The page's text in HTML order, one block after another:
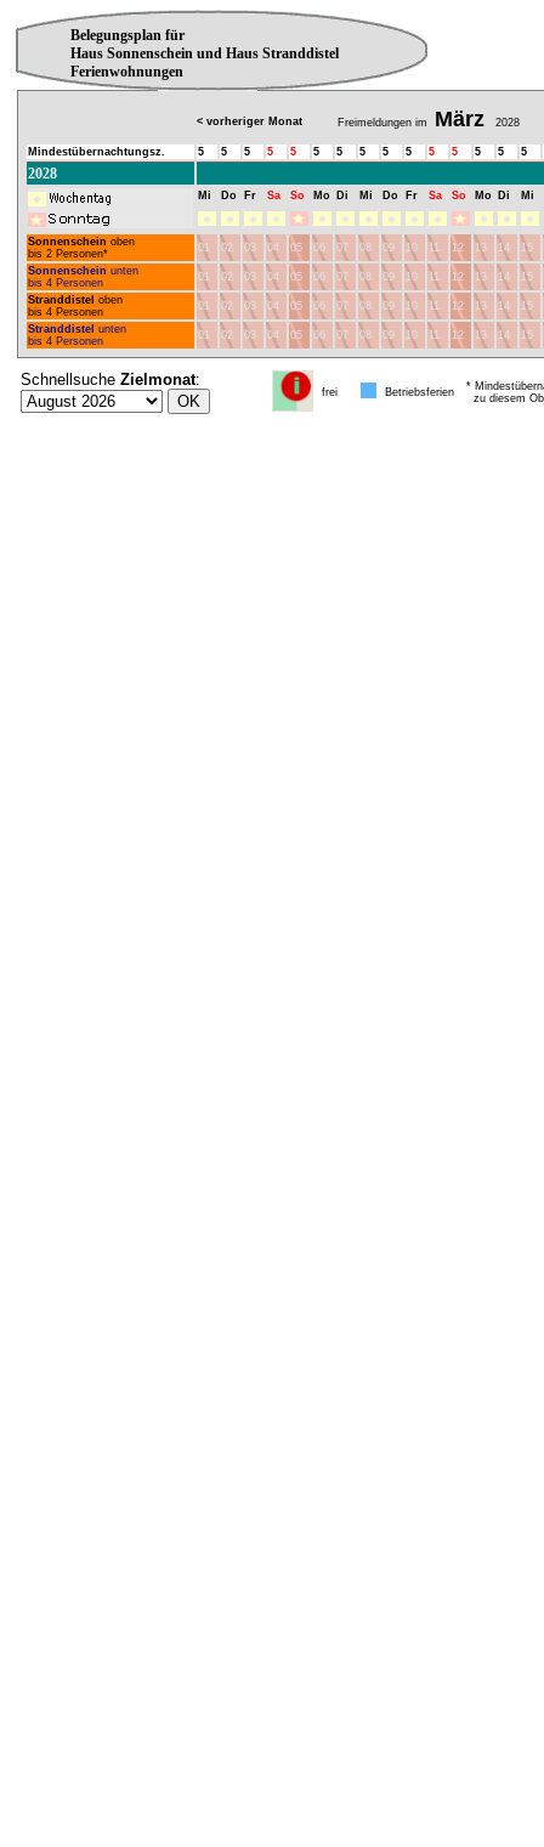
Belegungsplan für
Haus Sonnenschein und Haus Stranddistel
Ferienwohnungen
< vorheriger Monat Freimeldungen im März 2028
Mindestübernachtungsz. 5 5 5 5 5 5 5 5 5 5 5 5 5 5 5
2028
Mi Do Fr Sa So Mo Di Mi Do Fr Sa So Mo Di Mi
Sonnenschein oben
bis 2 Personen*
01 02 03 04 05 06 07 08 09 10 11 12 13 14
15
Sonnenschein unten
bis 4 Personen
01 02 03 04 05 06 07 08 09 10 11 12 13 14
15
Stranddistel oben
bis 4 Personen
01 02 03 04 05 06 07 08 09 10 11 12 13 14
15
Stranddistel unten
bis 4 Personen
01 02 03 04 05 06 07 08 09 10 11 12 13 14 15
Schnellsuche Zielmonat:
frei Betriebsferien
*
zu diesem